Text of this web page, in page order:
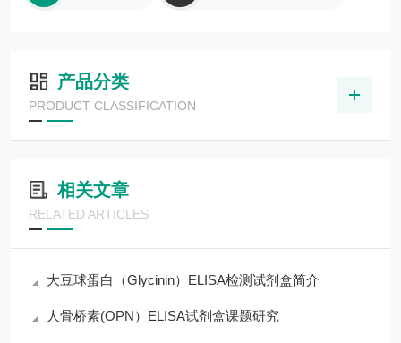
产品分类
PRODUCT CLASSIFICATION
相关文章
RELATED ARTICLES
大豆球蛋白（Glycinin）ELISA检测试剂盒简介
人骨桥素(OPN）ELISA试剂盒课题研究